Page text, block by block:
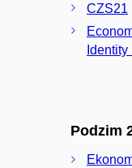
CZS21
Podzim